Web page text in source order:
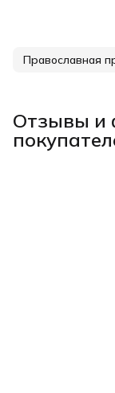
Православная
Отзывы и